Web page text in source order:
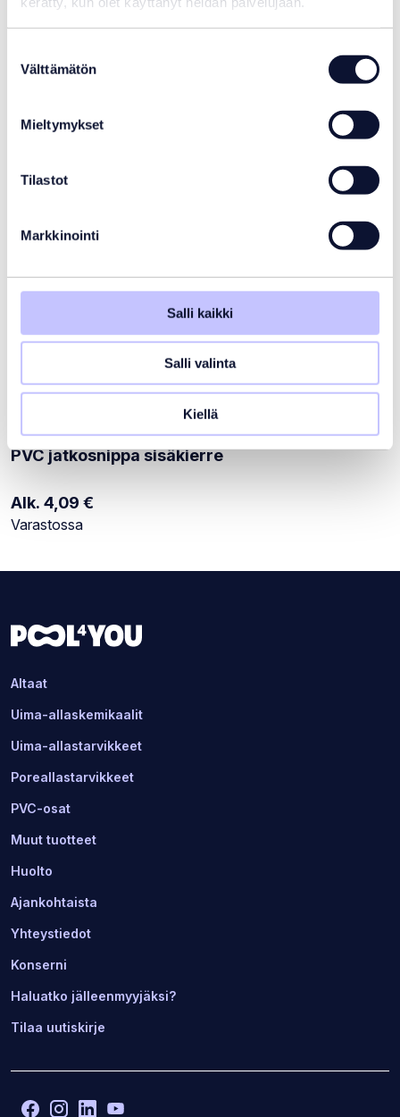
valinta
Välttämätön
Mieltymykset
Tilastot
Markkinointi
Salli kaikki
Salli valinta
Kiellä
PVC jatkosnippa sisäkierre
Alk. 4,09 €
Varastotilanne:
Varastossa
Altaat
Uima-allaskemikaalit
Uima-allastarvikkeet
Poreallastarvikkeet
PVC-osat
Muut tuotteet
Huolto
Ajankohtaista
Yhteystiedot
Konserni
Haluatko jälleenmyyjäksi?
Tilaa uutiskirje
Facebook
(AvaaInstagram
(Avaa LinkedIn
(Avaa